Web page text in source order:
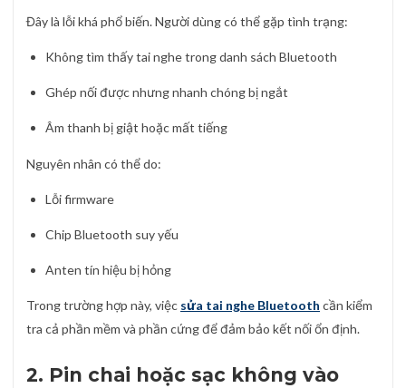
Đây là lỗi khá phổ biến. Người dùng có thể gặp tình trạng:
Không tìm thấy tai nghe trong danh sách Bluetooth
Ghép nối được nhưng nhanh chóng bị ngắt
Âm thanh bị giật hoặc mất tiếng
Nguyên nhân có thể do:
Lỗi firmware
Chip Bluetooth suy yếu
Anten tín hiệu bị hỏng
Trong trường hợp này, việc sửa tai nghe Bluetooth cần kiểm
tra cả phần mềm và phần cứng để đảm bảo kết nối ổn định.
2. Pin chai hoặc sạc không vào